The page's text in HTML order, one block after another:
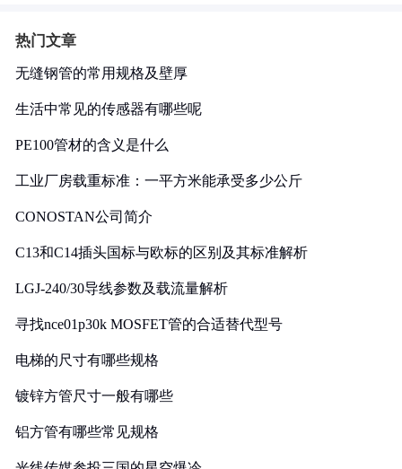
热门文章
无缝钢管的常用规格及壁厚
生活中常见的传感器有哪些呢
PE100管材的含义是什么
工业厂房载重标准：一平方米能承受多少公斤
CONOSTAN公司简介
C13和C14插头国标与欧标的区别及其标准解析
LGJ-240/30导线参数及载流量解析
寻找nce01p30k MOSFET管的合适替代型号
电梯的尺寸有哪些规格
镀锌方管尺寸一般有哪些
铝方管有哪些常见规格